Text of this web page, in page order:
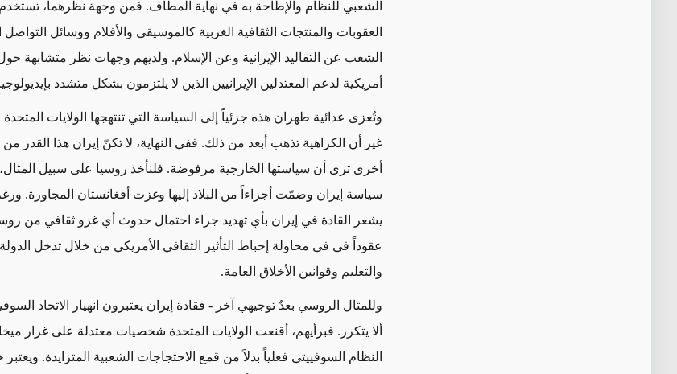
الشعبي للنظام والإطاحة به في نهاية المطاف. فمن وجهة نظرهما، تستخدم
العقوبات والمنتجات الثقافية الغربية كالموسيقى والأفلام ووسائل التواصل
الشعب عن التقاليد الإيرانية وعن الإسلام. ولديهم وجهات نظر متشابهة
أمريكية لدعم المعتدلين الإيرانيين الذين لا يلتزمون بشكل متشدد
وتُعزى عدائية طهران هذه جزئياً إلى السياسة التي تنتهجها الولايات
غير أن الكراهية تذهب أبعد من ذلك. ففي النهاية، لا تكنّ إيران هذا القدر من
أخرى ترى أن سياستها الخارجية مرفوضة. فلنأخذ روسيا على سبيل المثال،
سياسة إيران وضمّت أجزاء اً من البلاد إليها وغزت أفغانستان المجاورة.
يشعر القادة في إيران بأي تهديد جراء احتمال حدوث أي غزو ثقافي من
عقوداً في في محاولة إحباط التأثير
الثقافي الأمريكي من خلال تدخل
والتعليم وقوانين الأخلاق العامة.
وللمثال الروسي بعدٌ توجيهي آخر - فقادة إيران يعتبرون انهيار الاتحاد
ألا يتكرر. فبرأيهم، أقنعت الولايات المتحدة شخصيات معتدلة على غرار
النظام السوفييتي فعلياً بدلاً من قمع الاحتجاجات الشعبية المتزايدة.